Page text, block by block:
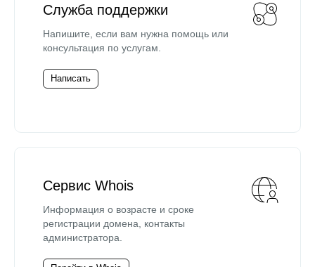
Служба поддержки
Напишите, если вам нужна помощь или
консультация по услугам.
Написать
Сервис Whois
Информация о возрасте и сроке
регистрации домена, контакты
администратора.